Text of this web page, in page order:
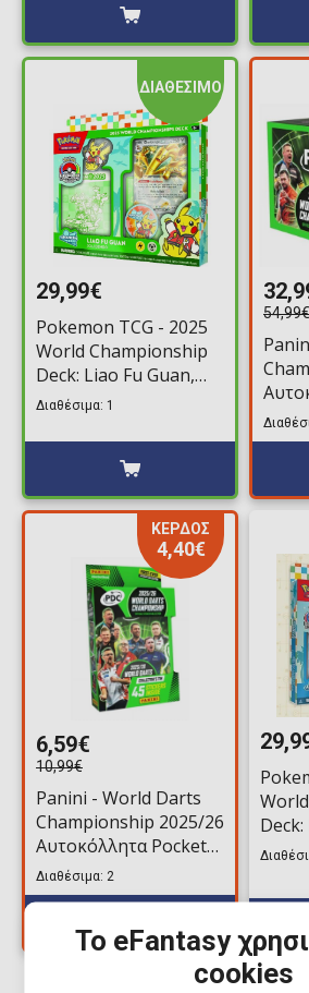
ΔΙΑΘΕΣΙΜΟ
29,99€
Pokemon TCG - 2025
World Championship
Deck: Liao Fu Guan,
Joltdengo
Διαθέσιμα: 1
54,99€
Box
ΚΕΡΔΟΣ
4,40€
6,59€
10,99€
Panini - World Darts
Championship 2025/26
Αυτοκόλλητα Pocket
Tin (9 Φακελάκια)
Διαθέσιμα: 2
Deck:
Το eFantasy
cookies